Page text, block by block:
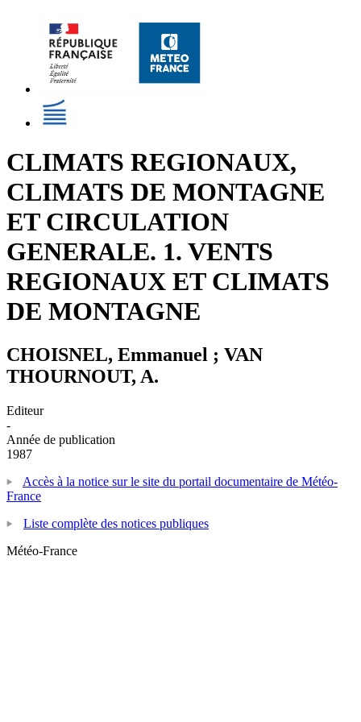
CLIMATS REGIONAUX,
CLIMATS DE MONTAGNE
ET CIRCULATION
GENERALE. 1. VENTS
REGIONAUX ET CLIMATS
DE MONTAGNE
CHOISNEL, Emmanuel ; VAN
THOURNOUT, A.
Editeur
-
Année de publication
1987
Accès à la notice sur le site du portail documentaire de Météo-
France
Liste complète des notices publiques
Météo-France